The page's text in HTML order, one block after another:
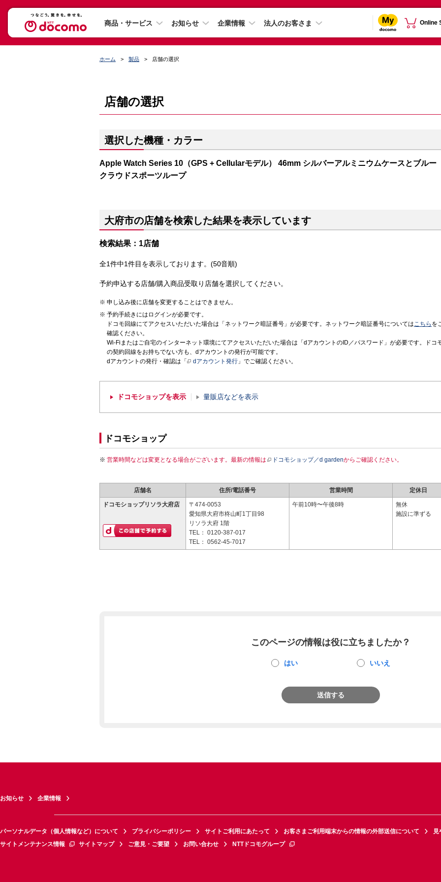
商品・サービス お知らせ 企業情報 法人のお客さま Online
ホーム 製品 店舗の選択
店舗の選択
選択した機種・カラー
Apple Watch Series 10（GPS + Cellularモデル） 46mm シルバーアルミニウムケースとブルー
クラウドスポーツループ
大府市の店舗を検索した結果を表示しています
検索結果：1店舗
全1件中1件目を表示しております。(50音順)
予約申込する店舗/購入商品受取り店舗を選択してください。
申し込み後に店舗を変更することはできません。
予約手続きにはログインが必要です。
ドコモ回線にてアクセスいただいた場合は「ネットワーク暗証番号」が必要です。ネットワーク暗証番号についてはこちら を
確認ください。
Wi-Fiまたはご自宅のインターネット環境にてアクセスいただいた場合は「dアカウントのID／パスワード」が必要です。ドコ
の契約回線をお持ちでない方も、dアカウントの発行が可能です。
dアカウントの発行・確認は「
dアカウント発行 」でご確認ください。
ドコモショップを表示 量販店などを表示
ドコモショップ
営業時間などは変更となる場合がございます。最新の情報は ドコモショップ／d gardenからご確認ください。
店舗名 住所/電話番号 営業時間 定休日
ドコモショップリソラ大府店
〒474-0053
愛知県大府市柊山町1丁目98
リソラ大府 1階
TEL： 0120-387-017
TEL： 0562-45-7017
午前10時〜午後8時
無休
施設に準ずる
このページの情報は役に立ちましたか？
はい いいえ
送信する
お知らせ 企業情報
パーソナルデータ（個人情報など）について プライバシーポリシー サイトご利用にあたって お客さまご利用端末からの情報の外部送信について
見
サイトメンテナンス情報
サイトマップ ご意見・ご要望 お問い合わせ NTTドコモグループ